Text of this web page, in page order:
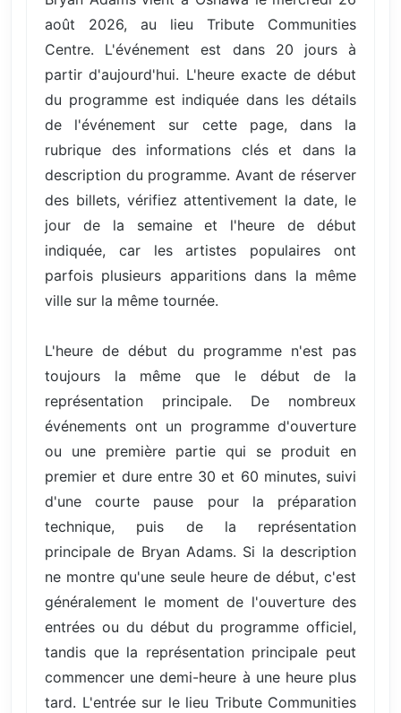
août 2026, au lieu Tribute Communities
Centre. L'événement est dans 20 jours à
partir d'aujourd'hui. L'heure exacte de début
du programme est indiquée dans les détails
de l'événement sur cette page, dans la
rubrique des informations clés et dans la
description du programme. Avant de réserver
des billets, vérifiez attentivement la date, le
jour de la semaine et l'heure de début
indiquée, car les artistes populaires ont
parfois plusieurs apparitions dans la même
ville sur la même tournée.
L'heure de début du programme n'est pas
toujours la même que le début de la
représentation principale. De nombreux
événements ont un programme d'ouverture
ou une première partie qui se produit en
premier et dure entre 30 et 60 minutes, suivi
d'une courte pause pour la préparation
technique, puis de la représentation
principale de Bryan Adams. Si la description
ne montre qu'une seule heure de début, c'est
généralement le moment de l'ouverture des
entrées ou du début du programme officiel,
tandis que la représentation principale peut
commencer une demi-heure à une heure plus
tard. L'entrée sur le lieu Tribute Communities